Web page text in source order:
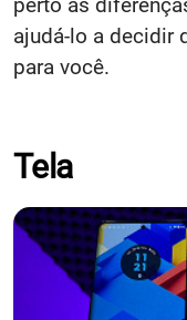
ajudá-lo a decidir
para você.
Tela